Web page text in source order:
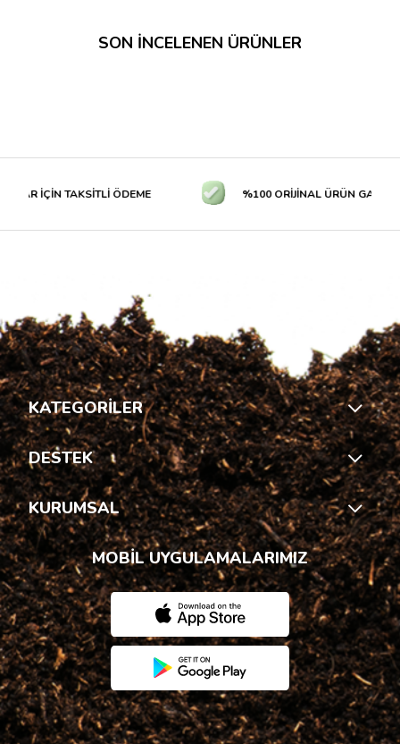
SON İNCELENEN ÜRÜNLER
İÇİN TAKSİTLİ ÖDEME %100 ORİJİNAL ÜRÜN
KATEGORİLER
DESTEK
KURUMSAL
MOBİL UYGULAMALARIMIZ